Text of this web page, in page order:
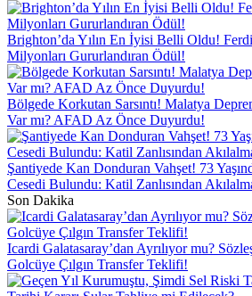
Brighton’da Yılın En İyisi Belli Oldu!
Milyonları Gururlandıran Ödül!
Bölgede Korkutan Sarsıntı! Malatya
Var mı? AFAD Az Önce Duyurdu!
Şantiyede Kan Donduran Vahşet! 73
Cesedi Bulundu: Katil Zanlısından
Son Dakika
Icardi Galatasaray’dan Ayrılıyor mu?
Golcüye Çılgın Transfer Teklifi!